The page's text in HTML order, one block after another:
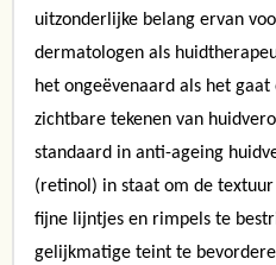
uitzonderlijke belang ervan
dermatologen als
het ongeëvenaard als het
zichtbare tekenen van
standaard in anti-ageing
(retinol) in staat om de
fijne lijntjes en rimpels te
gelijkmatige teint te